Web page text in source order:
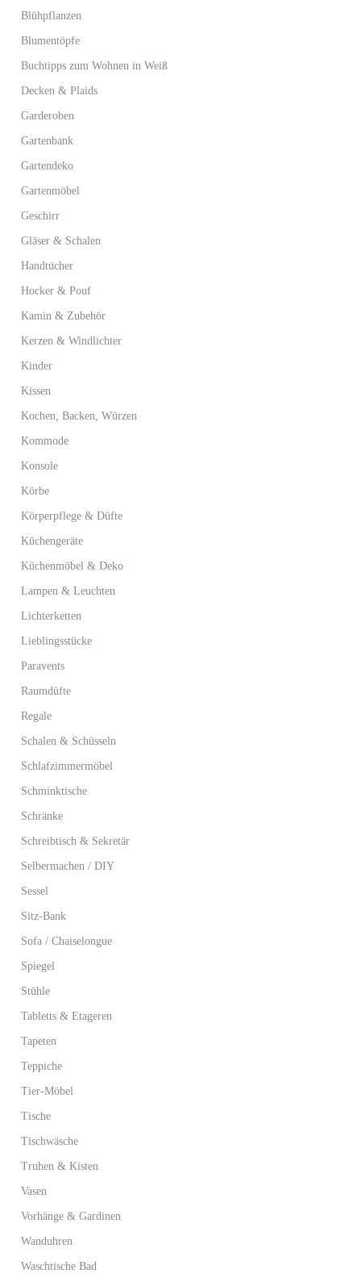
Blühpflanzen
Blumentöpfe
Buchtipps zum Wohnen in Weiß
Decken & Plaids
Garderoben
Gartenbank
Gartendeko
Gartenmöbel
Geschirr
Gläser & Schalen
Handtücher
Hocker & Pouf
Kamin & Zubehör
Kerzen & Windlichter
Kinder
Kissen
Kochen, Backen, Würzen
Kommode
Konsole
Körbe
Körperpflege & Düfte
Küchengeräte
Küchenmöbel & Deko
Lampen & Leuchten
Lichterketten
Lieblingsstücke
Paravents
Raumdüfte
Regale
Schalen & Schüsseln
Schlafzimmermöbel
Schminktische
Schränke
Schreibtisch & Sekretär
Selbermachen / DIY
Sessel
Sitz-Bank
Sofa / Chaiselongue
Spiegel
Stühle
Tabletts & Etageren
Tapeten
Teppiche
Tier-Möbel
Tische
Tischwäsche
Truhen & Kisten
Vasen
Vorhänge & Gardinen
Wanduhren
Waschtische Bad